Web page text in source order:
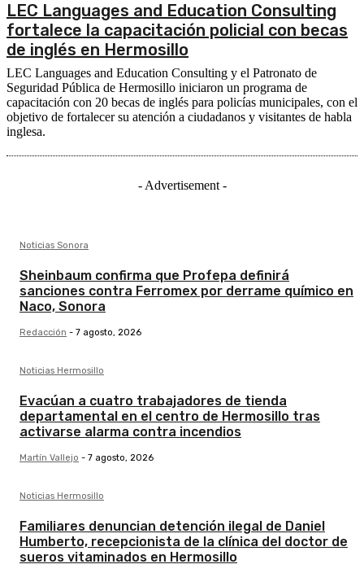
LEC Languages and Education Consulting
fortalece la capacitación policial con becas
de inglés en Hermosillo
LEC Languages and Education Consulting y el Patronato de
Seguridad Pública de Hermosillo iniciaron un programa de
capacitación con 20 becas de inglés para policías municipales, con el
objetivo de fortalecer su atención a ciudadanos y visitantes de habla
inglesa.
- Advertisement -
Noticias Sonora
Sheinbaum confirma que Profepa definirá
sanciones contra Ferromex por derrame químico en
Naco, Sonora
Redacción - 7 agosto, 2026
Noticias Hermosillo
Evacúan a cuatro trabajadores de tienda
departamental en el centro de Hermosillo tras
activarse alarma contra incendios
Martín Vallejo - 7 agosto, 2026
Noticias Hermosillo
Familiares denuncian detención ilegal de Daniel
Humberto, recepcionista de la clínica del doctor de
sueros vitaminados en Hermosillo